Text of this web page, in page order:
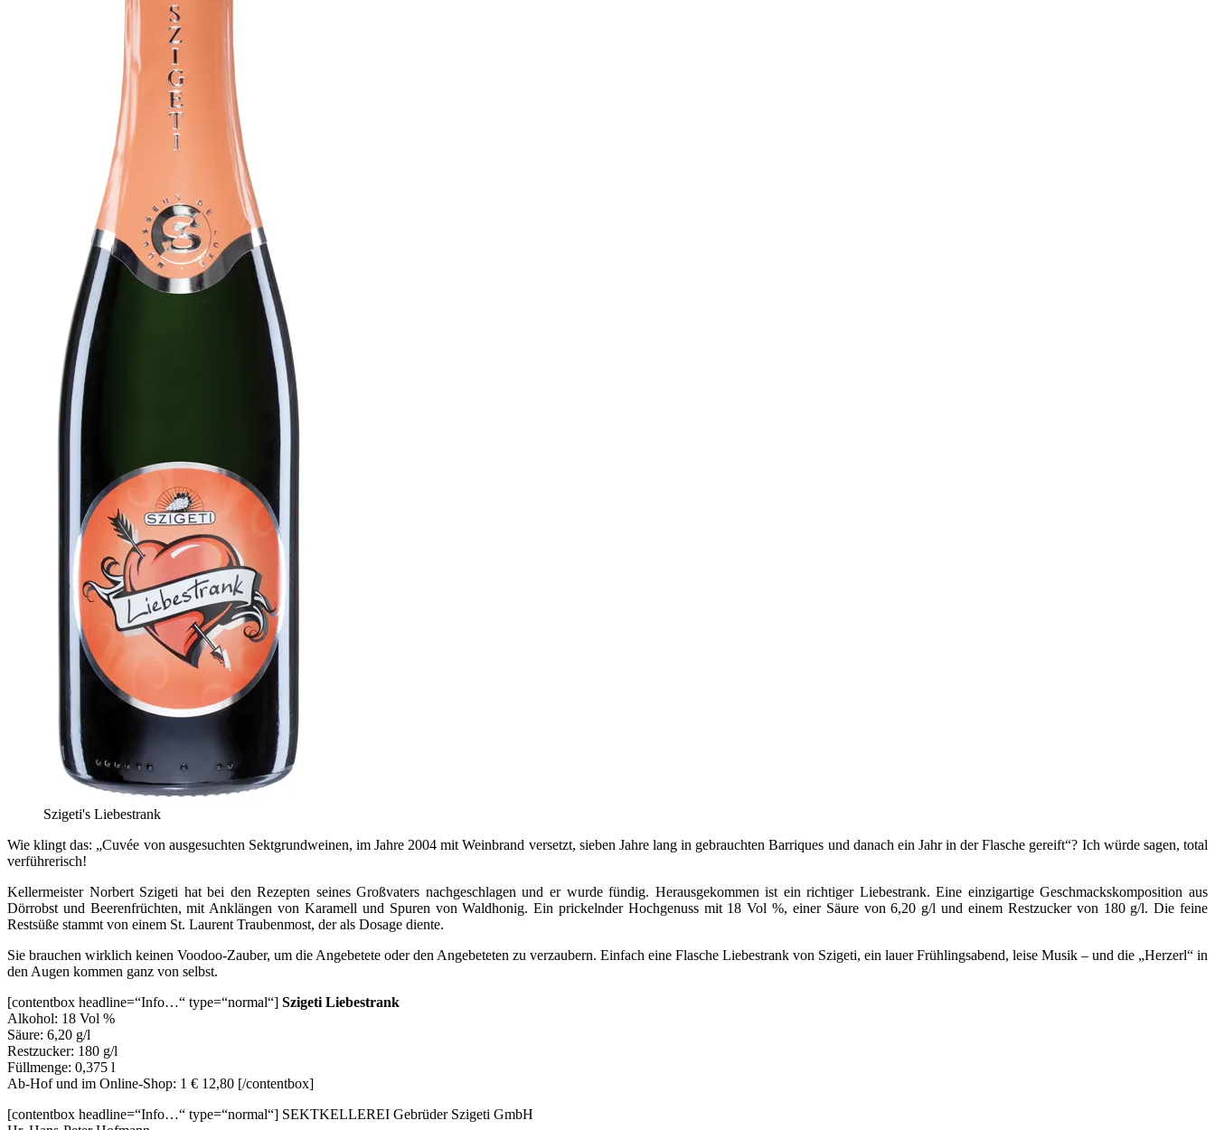
Szigeti's Liebestrank
Wie klingt das: „Cuvée von ausgesuchten Sektgrundweinen, im Jahre 2004 mit Weinbrand versetzt, sieben Jahre lang in gebrauchten Barriques und danach ein Jahr in der Flasche gereift“? Ich würde sagen, total
verführerisch!
Kellermeister Norbert Szigeti hat bei den Rezepten seines Großvaters nachgeschlagen und er wurde fündig. Herausgekommen ist ein richtiger Liebestrank. Eine einzigartige Geschmackskomposition aus
Dörrobst und Beerenfrüchten, mit Anklängen von Karamell und Spuren von Waldhonig. Ein prickelnder Hochgenuss mit 18 Vol %, einer Säure von 6,20 g/l und einem Restzucker von 180 g/l. Die feine
Restsüße stammt von einem St. Laurent Traubenmost, der als Dosage diente.
Sie brauchen wirklich keinen Voodoo-Zauber, um die Angebetete oder den Angebeteten zu verzaubern. Einfach eine Flasche Liebestrank von Szigeti, ein lauer Frühlingsabend, leise Musik – und die „Herzerl“ in
den Augen kommen ganz von selbst.
[contentbox headline=“Info…“ type=“normal“] Szigeti Liebestrank
Alkohol: 18 Vol %
Säure: 6,20 g/l
Restzucker: 180 g/l
Füllmenge: 0,375 l
Ab-Hof und im Online-Shop: 1 € 12,80 [/contentbox]
[contentbox headline=“Info…“ type=“normal“] SEKTKELLEREI Gebrüder Szigeti GmbH